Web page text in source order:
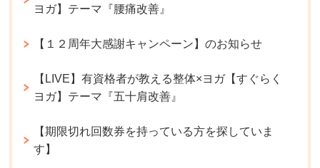
ヨガ】テーマ『腰痛改善』
【１２周年大感謝キャンペーン】のお知らせ
【LIVE】有資格者が教える整体×ヨガ【すぐらく
ヨガ】テーマ『五十肩改善』
【期限切れ回数券を持っている方を探していま
す】